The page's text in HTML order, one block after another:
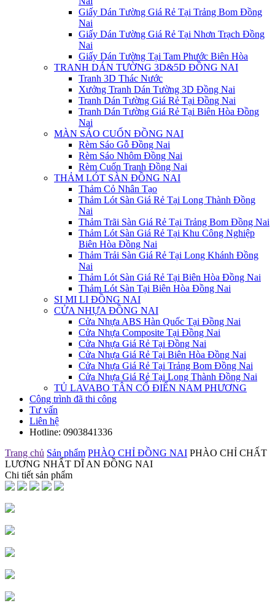
Giấy Dán Tường Giá Rẻ Tại Trảng Bom Đồng
Nai
Giấy Dán Tường Giá Rẻ Tại Nhơn Trạch Đồng
Nai
Giấy Dán Tường Tại Tam Phước Biên Hòa
TRANH DÁN TƯỜNG 3D&5D ĐỒNG NAI
Tranh 3D Thác Nước
Xưởng Tranh Dán Tường 3D Đồng Nai
Tranh Dán Tường Giá Rẻ Tại Đồng Nai
Tranh Dán Tường Giá Rẻ Tại Biên Hòa Đồng
Nai
MÀN SÁO CUỐN ĐỒNG NAI
Rèm Sáo Gỗ Đồng Nai
Rèm Sáo Nhôm Đồng Nai
Rèm Cuốn Tranh Đồng Nai
THẢM LÓT SÀN ĐỒNG NAI
Thảm Cỏ Nhân Tạo
Thảm Lót Sàn Giá Rẻ Tại Long Thành Đồng
Nai
Thảm Trãi Sàn Giá Rẻ Tại Trảng Bom Đồng Nai
Thảm Lót Sàn Giá Rẻ Tại Khu Công Nghiệp
Biên Hòa Đồng Nai
Thảm Trải Sàn Giá Rẻ Tại Long Khánh Đồng
Nai
Thảm Lót Sàn Giá Rẻ Tại Biên Hòa Đồng Nai
Thảm Lót Sàn Tại Biên Hòa Đồng Nai
SI MI LI ĐỒNG NAI
CỬA NHỰA ĐỒNG NAI
Cửa Nhựa ABS Hàn Quốc Tại Đồng Nai
Cửa Nhựa Composite Tại Đồng Nai
Cửa Nhựa Giá Rẻ Tại Đồng Nai
Cửa Nhựa Giá Rẻ Tại Biên Hòa Đồng Nai
Cửa Nhựa Giá Rẻ Tại Trảng Bom Đồng Nai
Cửa Nhựa Giá Rẻ Tại Long Thành Đồng Nai
TỦ LAVABO TÂN CỔ ĐIỂN NAM PHƯƠNG
Công trình đã thi công
Tư vấn
Liên hệ
Hotline: 0903841336
Trang chủ Sản phẩm PHÀO CHỈ ĐỒNG NAI PHÀO CHỈ CHẤT
LƯƠNG NHẤT DĨ AN ĐỒNG NAI
Chi tiết sản phẩm